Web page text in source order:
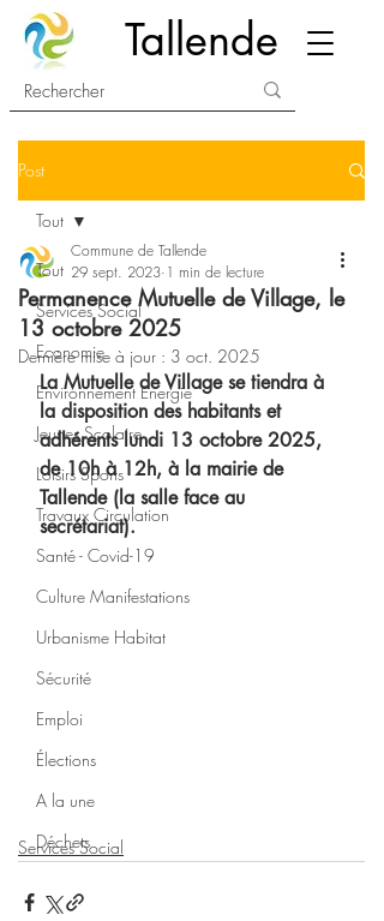
Tallende
Post
Tout
Services Social
Economie
Environnement Energie
Jeunes Scolaire
Loisirs Sports
Travaux Circulation
Santé - Covid-19
Culture Manifestations
Urbanisme Habitat
Sécurité
Emploi
Élections
A la une
Déchets
Tout
Permanence Mutuelle de Village, le
13 octobre 2025
Commune de Tallende
29 sept. 2023 1 min de lecture
Dernière mise à jour : 3 oct. 2025
La Mutuelle de Village se tiendra à
la disposition des habitants et
adhérents lundi 13 octobre 2025,
de 10h à 12h, à la mairie de
Tallende (la salle face au
secrétariat).
Services Social